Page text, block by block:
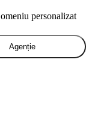
personalizat
Agenție